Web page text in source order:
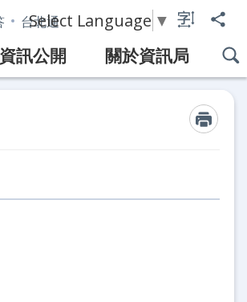
台北通
Select Language ▼
資訊公開 關於資訊局